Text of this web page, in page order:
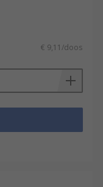
€ 9,11/doos